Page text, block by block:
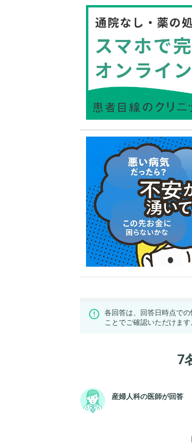
各回答は、回答日時点で
ことでご確認いただけます
7
産婦人科の医師が回答